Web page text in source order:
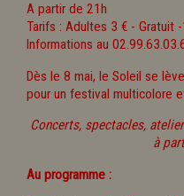
A partir de 21h
Tarifs : Adultes 3 € - Gratuit
Informations au
Dès le 8 mai, le Soleil se
pour un festival multicolore
Concerts, spectacles,
à
Au programme :